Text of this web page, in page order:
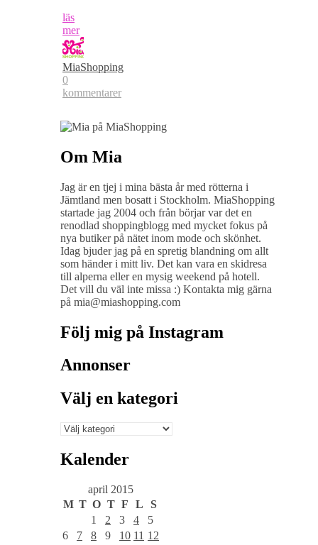
läs
mer
MiaShopping
0
kommentarer
Om Mia
Jag är en tjej i mina bästa år med rötterna i
Jämtland men bosatt i Stockholm. MiaShopping
startade jag 2004 och från börjar var det en
renodlad shoppingblogg med mycket fokus på
nya butiker på nätet inom mode och skönhet.
Idag bjuder jag på en spretig blandning om allt
som händer i mitt liv. Det kan vara en skidresa
till alperna eller en mysig weekend på hotell.
Det vill du väl inte missa :) Kontakta mig gärna
på mia@miashopping.com
Följ mig på Instagram
Annonser
Välj en kategori
Välj
kategori
Kalender
april 2015
M T O T F L
S
1
2 3 4
5
6
7 8 9 10 11 12